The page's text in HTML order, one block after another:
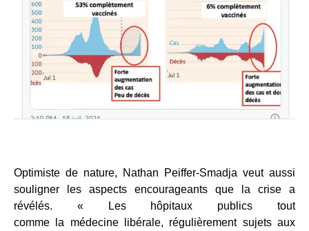
Optimiste de nature, Nathan Peiffer-Smadja veut aussi
souligner les aspects encourageants que la crise a
révélés. « Les hôpitaux publics tout
comme la médecine libérale, régulièrement sujets aux